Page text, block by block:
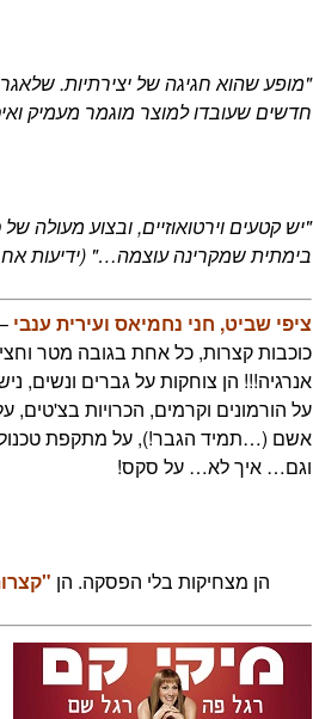
"מופע שהוא חגיגה של יצירתיות.
חדשים שעובדו למוצר מוגמר מעמיק
"יש קטעים וירטואוזיים, ובצוע
בימתית שמקרינה עוצמה…" (ידיעות
ציפי שביט, חני נחמיאס ועירית ענבי
כוכבות קצרות, כל אחת בגובה מטר
אנרגיה!!! הן צוחקות על גברים ונשים,
על הורמונים וקרמים, הכרויות בצ'טים,
אשם (…תמיד הגבר!), על מתקפת
וגם… איך לא… על סקס!
הן מצחיקות בלי הפסקה. הן